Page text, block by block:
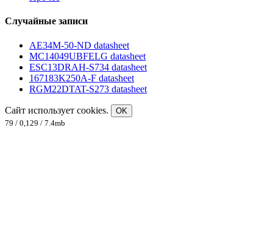
Случайные записи
AE34M-50-ND datasheet
MC14049UBFELG datasheet
ESC13DRAH-S734 datasheet
167183K250A-F datasheet
RGM22DTAT-S273 datasheet
Сайт использует cookies.
OK
79 / 0,129 / 7.4mb